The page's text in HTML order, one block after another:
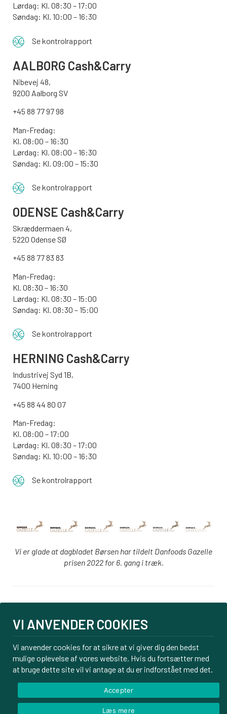
Lørdag: Kl. 08:30 – 17:00
Søndag: Kl. 10:00 – 16:30
Se kontrolrapport
AALBORG Cash&Carry
Nibevej 48,
9200 Aalborg SV
+45 88 77 97 98
Man-Fredag:
Kl. 08:00 – 16:30
Lørdag: Kl. 08:00 – 16:30
Søndag: Kl. 09:00 – 15:30
Se kontrolrapport
ODENSE Cash&Carry
Skræddermaen 4,
5220 Odense SØ
+45 88 77 83 83
Man-Fredag:
Kl. 08:30 – 16:30
Lørdag: Kl. 08:30 – 15:00
Søndag: Kl. 08:30 – 15:00
Se kontrolrapport
HERNING Cash&Carry
Industrivej Syd 1B,
7400 Herning
+45 88 44 80 07
Man-Fredag:
Kl. 08:00 – 17:00
Lørdag: Kl. 08:30 – 17:00
Søndag: Kl. 10:00 – 16:30
Se kontrolrapport
Vi er glade at dagbladet Børsen har tildelt Danfoods Gazelle
prisen 2022 for 6. gang i træk.
PBS tilmelding
Om os
Kontakt
Handelsbetingelser
VI ANVENDER COOKIES
Vi anvender cookies for at sikre at vi giver dig den bedst
mulige oplevelse af vores website. Hvis du fortsætter med
at bruge dette site vil vi antage at du er indforstået med det.
Accepter
Læs mere